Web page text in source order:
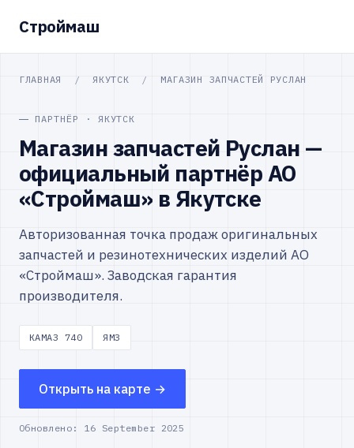
Строймаш
ГЛАВНАЯ / ЯКУТСК / МАГАЗИН ЗАПЧАСТЕЙ РУСЛАН
ПАРТНЁР · ЯКУТСК
Магазин запчастей Руслан —
официальный партнёр АО
«Строймаш» в Якутске
Авторизованная точка продаж оригинальных
запчастей и резинотехнических изделий АО
«Строймаш». Заводская гарантия
производителя.
КАМАЗ 740 ЯМЗ
Открыть на карте →
Обновлено: 16 September 2025